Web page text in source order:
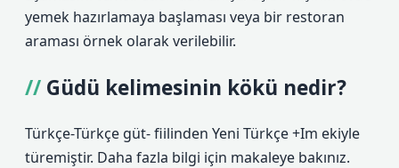
yemek hazırlamaya başlaması veya bir restoran
araması örnek olarak verilebilir.
Güdü kelimesinin kökü nedir?
Türkçe-Türkçe güt- fiilinden Yeni Türkçe +Im ekiyle
türemiştir. Daha fazla bilgi için makaleye bakınız.